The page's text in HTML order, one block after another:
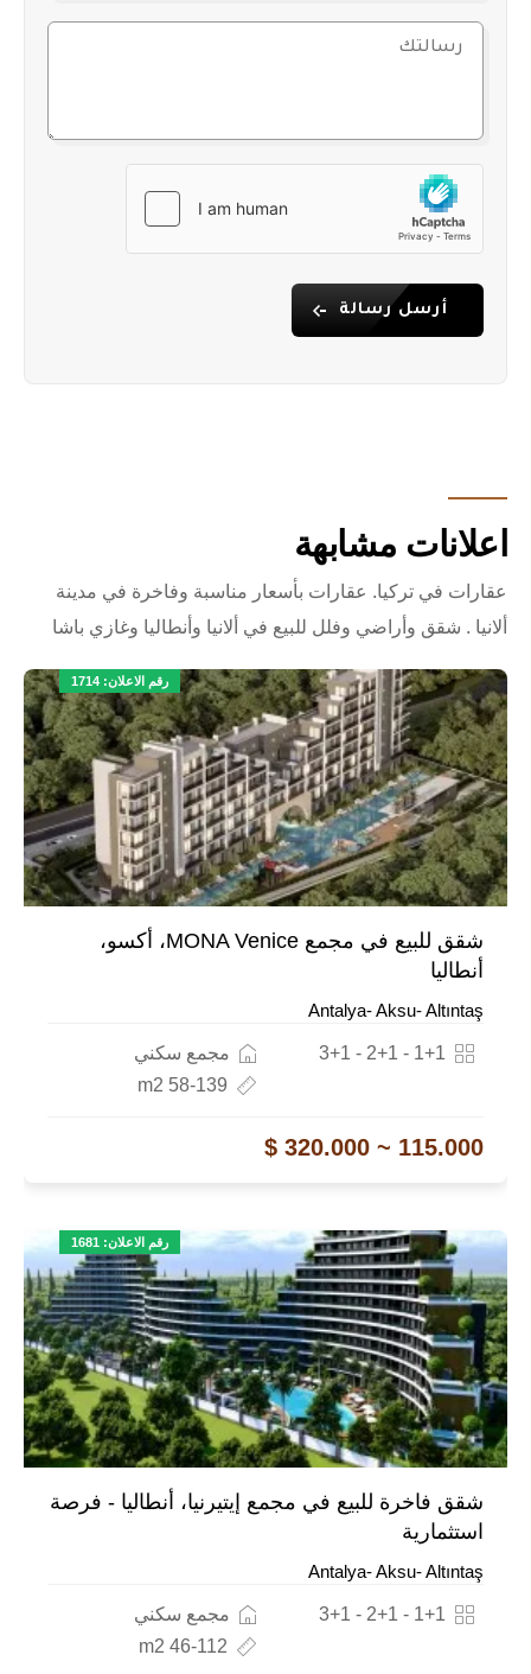
أرسل رسالة
اعلانات مشابهة
عقارات في تركيا. عقارات بأسعار مناسبة وفاخرة في مدينة
ألانيا . شقق وأراضي وفلل للبيع في ألانيا وأنطاليا وغازي باشا
رقم الاعلان: 1714
شقق للبيع في مجمع MONA Venice، أكسو،
أنطاليا
Antalya- Aksu- Altıntaş
مجمع سكني
1+1 - 2+1 - 3+1
58-139 m2
115.000 ~ 320.000 $
رقم الاعلان: 1681
شقق فاخرة للبيع في مجمع إيتيرنيا، أنطاليا - فرصة
استثمارية
Antalya- Aksu- Altıntaş
مجمع سكني
1+1 - 2+1 - 3+1
46-112 m2